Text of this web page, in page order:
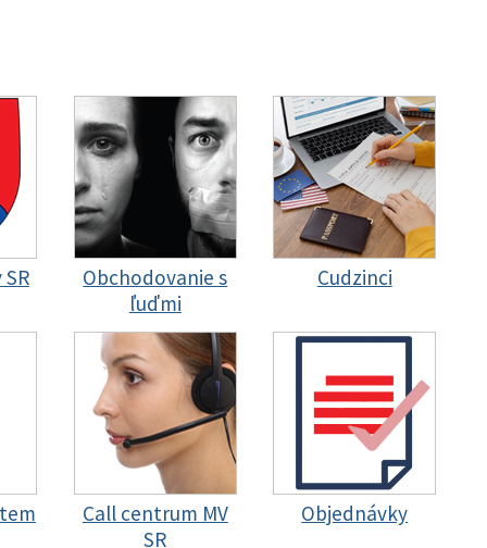
Obchodovanie s
ľuďmi
Cudzinci
Call centrum MV
SR
Objednávky